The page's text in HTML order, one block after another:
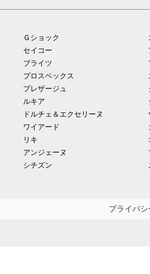
Ｇショック
セイコー
ブライツ
プロスペックス
プレザージュ
ルキア
ドルチェ＆エクセリーヌ
ワイアード
リキ
アンジェーヌ
シチズン
プライバ